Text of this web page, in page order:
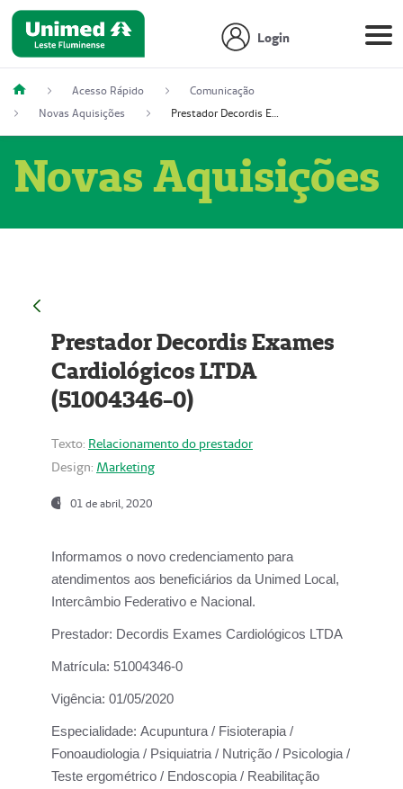
Login
Acesso Rápido
Comunicação
Novas Aquisições
Prestador Decordis Exames Cardiológicos LTDA (51004346-0)
Novas Aquisições
Prestador Decordis Exames
Cardiológicos LTDA
(51004346-0)
Texto: Relacionamento do prestador
Design: Marketing
01 de abril, 2020
Informamos o novo credenciamento para
atendimentos aos beneficiários da Unimed Local,
Intercâmbio Federativo e Nacional.
Prestador: Decordis Exames Cardiológicos LTDA
Matrícula: 51004346-0
Vigência: 01/05/2020
Especialidade: Acupuntura / Fisioterapia /
Fonoaudiologia / Psiquiatria / Nutrição / Psicologia /
Teste ergométrico / Endoscopia / Reabilitação